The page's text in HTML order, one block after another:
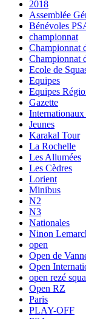
2018
Assemblée
Bénévoles
championnat
Championnat
Championnat
Ecole de
Equipes
Equipes
Gazette
Internationaux
Jeunes
Karakal Tour
La Rochelle
Les Allumées
Les Cèdres
Lorient
Minibus
N2
N3
Nationales
Ninon
open
Open de
Open
open rezé
Open RZ
Paris
PLAY-OFF